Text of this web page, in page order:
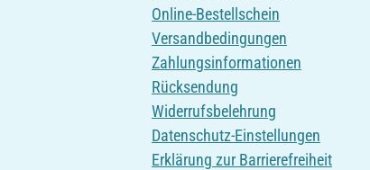
Online-Bestellschein
Versandbedingungen
Zahlungsinformationen
Rücksendung
Widerrufsbelehrung
Datenschutz-Einstellungen
Erklärung zur Barrierefreiheit